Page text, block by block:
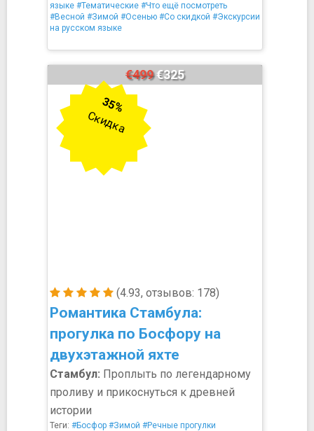
языке #Тематические #Что ещё посмотреть
#Весной #Зимой #Осенью #Со скидкой #Экскурсии
на русском языке
(4.93, отзывов: 178)
Романтика Стамбула:
прогулка по Босфору на
двухэтажной яхте
€499€325
35%
Скидка
Стамбул: Проплыть по легендарному
проливу и прикоснуться к древней
истории
Теги: #Босфор #Зимой #Речные прогулки